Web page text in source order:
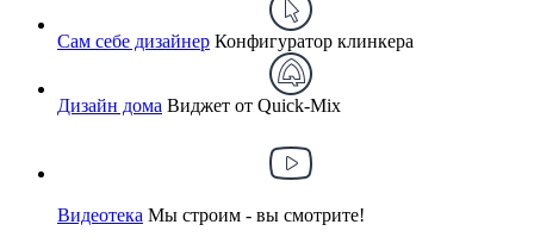
Сам себе дизайнер Конфигуратор клинкера
Дизайн дома Виджет от Quick-Mix
Видеотека Мы строим - вы смотрите!